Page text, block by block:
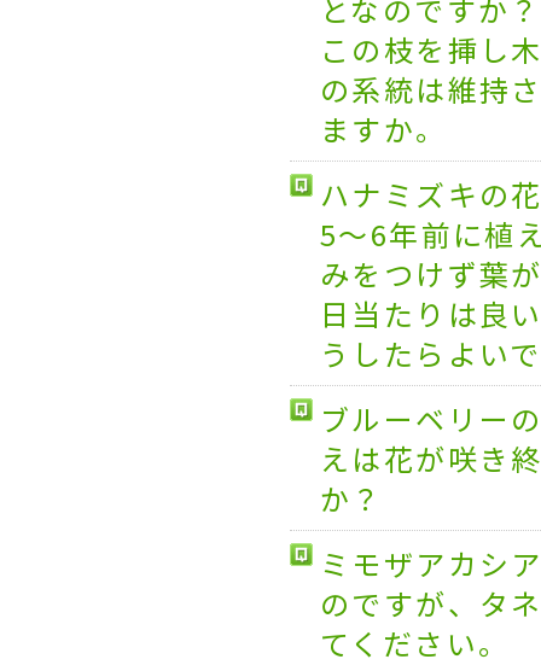
となのですか？
この枝を挿し
の系統は維持
ますか。
ハナミズキの
5～6年前に植
みをつけず葉
日当たりは良
うしたらよい
ブルーベリー
えは花が咲き
か？
ミモザアカシ
のですが、タ
てください。